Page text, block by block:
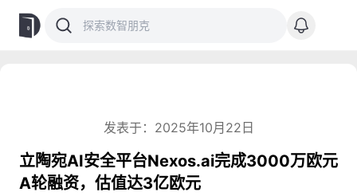
发表于：2025年10月22日
立陶宛AI安全平台Nexos.ai完成3000万欧元
A轮融资，估值达3亿欧元